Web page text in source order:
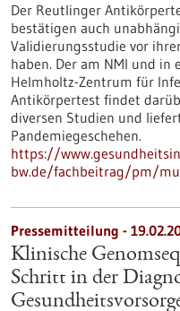
Der Reutlinger
bestätigen auch
Validierungsstudie vor
haben. Der am NMI und
Helmholtz-Zentrum für
Antikörpertest findet
diversen Studien und
Pandemiegeschehen.
https://
bw.de/fachbeitrag/pm/
Pressemitteilung -
Klinische
Schritt in der